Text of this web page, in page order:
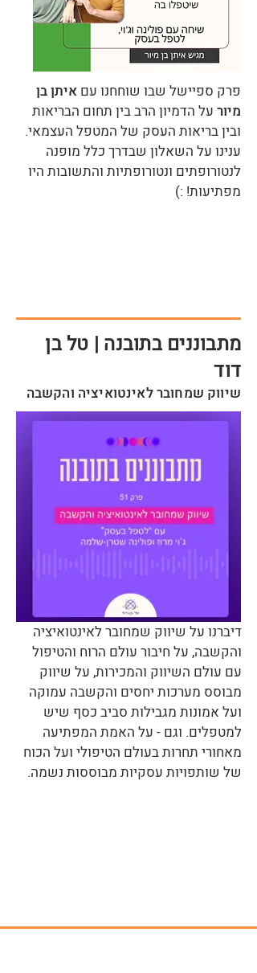
פרק ספיישל שבו שוחחנו עם איתן בן
מיור על הדמיון הרב בין תחום הבריאות
ובין בריאות העסק של המטפל העצמאי.
ענינו על השאלון שבדרך כלל מופנה
לנטורופתים ונטורופתיות והתשובות היו
מפתיעות! :)
מתבוננים בתובנה | טל בן
דוד
שיווק שמחובר לאינטואיציה והקשבה
​​דיברנו על שיווק שמחובר לאינטואיציה
והקשבה, על חיבור עולם הרוח והטיפול
עם עולם השיווק והמכירות, על שיווק
מבוסס מערכות יחסים והקשבה עמוקה
ועל אמונות מגבילות סביב כסף שיש
למטפלים. וגם - על האמת המפתיעה
מאחורי תחרות בעולם הטיפולי ועל הכוח
של שותפויות עסקיות מבוססות נשמה.